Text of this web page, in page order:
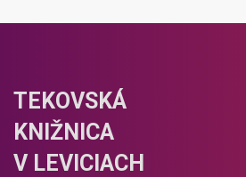
TEKOVSKÁ
KNIŽNICA
V LEVICIACH